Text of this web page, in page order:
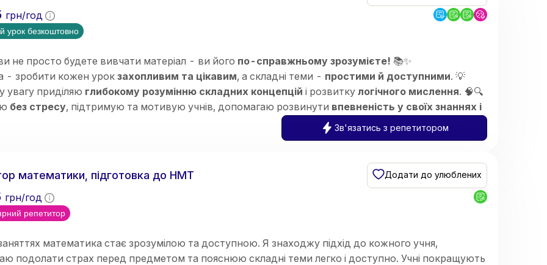
грн/год
урок безкоштовно
не просто будете вивчати матеріал - ви його по-справжньому зрозумієте! 📚✨
- зробити кожен урок захопливим та цікавим, а складні теми - простими й доступними. 💡
увагу приділяю глибокому розумінню складних концепцій і розвитку логічного мислення. 🧠🔍
без стресу, підтримую та мотивую учнів, допомагаю розвинути впевненість у своїх знаннях і
Зв'язатись з репетитором
математики, підготовка до НМТ Додати до улюблених
грн/год
репетитор
математика стає зрозумілою та доступною. Я знаходжу підхід до кожного учня,
подолати страх перед предметом та пояснюю складні теми легко і доступно. Учні покращують